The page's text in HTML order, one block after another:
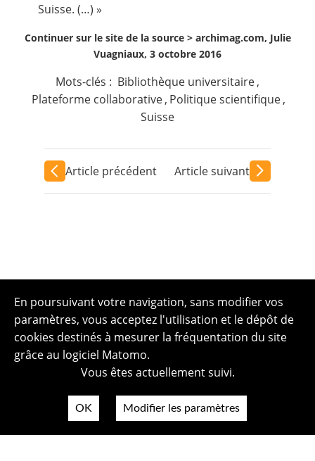
Suisse. (…) »
Continuer sur le site de la source > archimag.com, Julie
Vuagniaux, 3 octobre 2016
Mots-clés : Bibliothèque universitaire ,
Plateforme collaborative, Politique scientifique,
Suisse
Article précédent Article suivant
En poursuivant votre navigation, sans modifier vos
paramètres, vous acceptez l'utilisation et le dépôt de
cookies destinés à mesurer la fréquentation du site
grâce au logiciel Matomo.
Vous êtes actuellement suivi.
OK Modifier les paramètres